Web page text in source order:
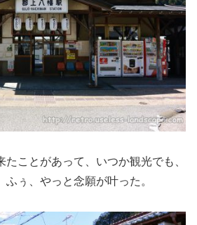
ことがあって、いつか観光でも、
ふぅ、やっと念願が叶った。